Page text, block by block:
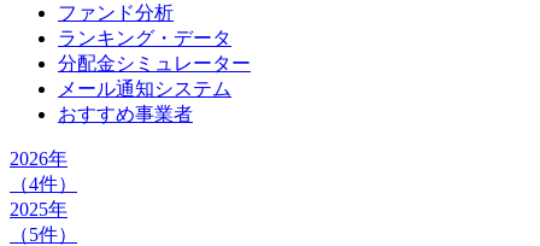
ファンド分析
ランキング・データ
分配金シミュレーター
メール通知システム
おすすめ事業者
2026年
（4件）
2025年
（5件）